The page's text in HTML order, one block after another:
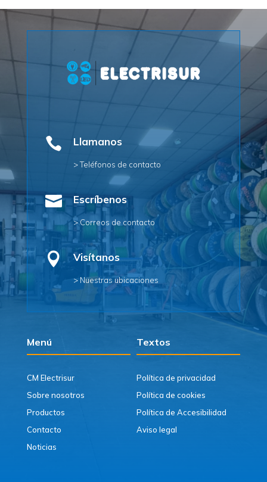
 Llamanos
> Teléfonos de contacto
 Escríbenos
> Correos de contacto
 Visítanos
> Nuestras ubicaciones
Menú Textos
CM Electrisur
Sobre nosotros
Productos
Contacto
Noticias
Política de privacidad
Política de cookies
Política de Accesibilidad
Aviso legal